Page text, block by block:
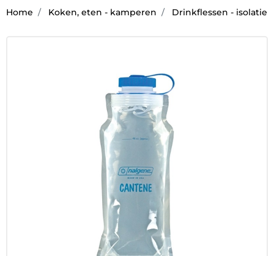
Home Koken, eten - kamperen Drinkflessen - isolatie